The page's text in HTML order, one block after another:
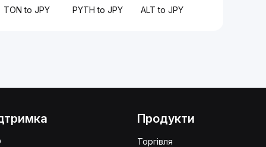
TON to JPY PYTH to JPY ALT to JPY
Продукти
Торгівля